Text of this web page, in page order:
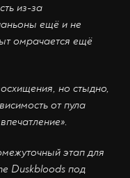
из-за
ещё и не
омрачается ещё
но стыдно,
от пула
этап для
Duskbloods под